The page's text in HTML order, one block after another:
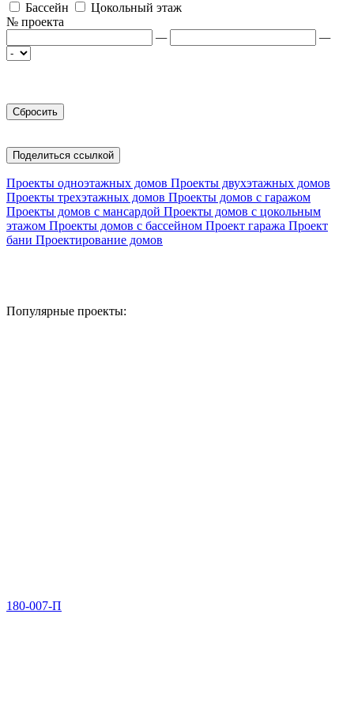
Бассейн
Цокольный этаж
№ проекта
—
—
Поделиться ссылкой
Проекты одноэтажных домов Проекты двухэтажных домов
Проекты трехэтажных домов Проекты домов с гаражом
Проекты домов с мансардой Проекты домов с цокольным
этажом Проекты домов с бассейном Проект гаража Проект
бани Проектирование домов
Популярные проекты:
180-007-П